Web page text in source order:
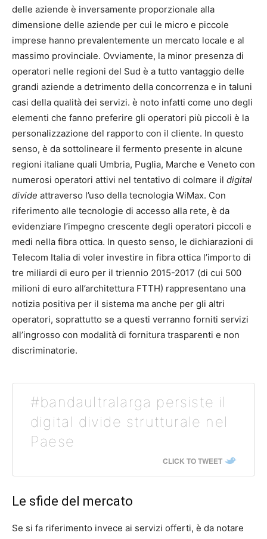
delle aziende è inversamente proporzionale alla
dimensione delle aziende per cui le micro e piccole
imprese hanno prevalentemente un mercato locale e al
massimo provinciale. Ovviamente, la minor presenza di
operatori nelle regioni del Sud è a tutto vantaggio delle
grandi aziende a detrimento della concorrenza e in taluni
casi della qualità dei servizi. è noto infatti come uno degli
elementi che fanno preferire gli operatori più piccoli è la
personalizzazione del rapporto con il cliente. In questo
senso, è da sottolineare il fermento presente in alcune
regioni italiane quali Umbria, Puglia, Marche e Veneto con
numerosi operatori attivi nel tentativo di colmare il digital
divide attraverso l’uso della tecnologia WiMax. Con
riferimento alle tecnologie di accesso alla rete, è da
evidenziare l’impegno crescente degli operatori piccoli e
medi nella fibra ottica. In questo senso, le dichiarazioni di
Telecom Italia di voler investire in fibra ottica l’importo di
tre miliardi di euro per il triennio 2015-2017 (di cui 500
milioni di euro all’architettura FTTH) rappresentano una
notizia positiva per il sistema ma anche per gli altri
operatori, soprattutto se a questi verranno forniti servizi
all’ingrosso con modalità di fornitura trasparenti e non
discriminatorie.
#bandaultralarga persiste il
digital divide strutturale nel
Paese
CLICK TO TWEET
Le sfide del mercato
Se si fa riferimento invece ai servizi offerti, è da notare